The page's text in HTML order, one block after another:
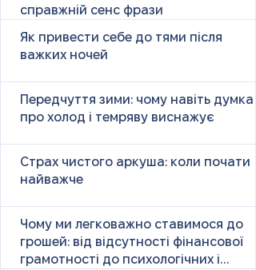
справжній сенс фрази
Як привести себе до тями після
важких ночей
Передчуття зими: чому навіть думка
про холод і темряву виснажує
Страх чистого аркуша: коли почати
найважче
Чому ми легковажно ставимося до
грошей: від відсутності фінансової
грамотності до психологічних і